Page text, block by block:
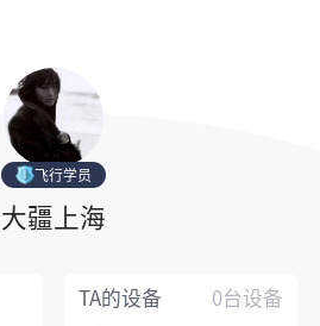
飞行学员
大疆上海
TA的设备 0台设备